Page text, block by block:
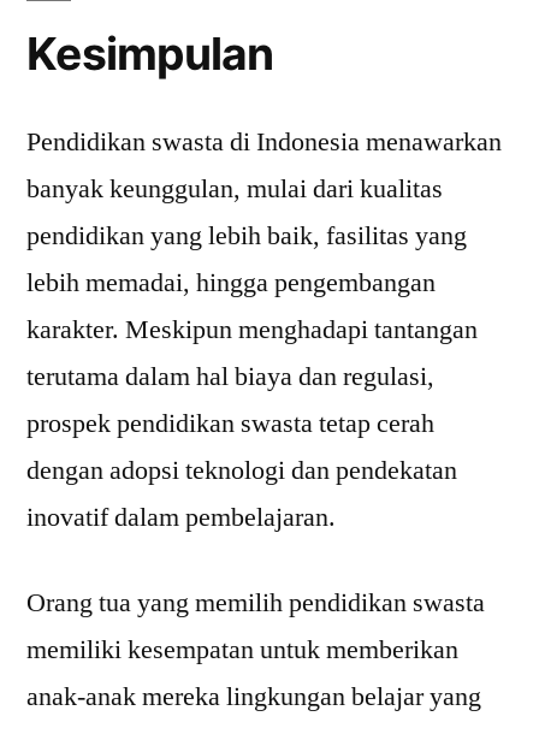
Kesimpulan
Pendidikan swasta di Indonesia menawarkan
banyak keunggulan, mulai dari kualitas
pendidikan yang lebih baik, fasilitas yang
lebih memadai, hingga pengembangan
karakter. Meskipun menghadapi tantangan
terutama dalam hal biaya dan regulasi,
prospek pendidikan swasta tetap cerah
dengan adopsi teknologi dan pendekatan
inovatif dalam pembelajaran.
Orang tua yang memilih pendidikan swasta
memiliki kesempatan untuk memberikan
anak-anak mereka lingkungan belajar yang